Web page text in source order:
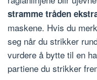
stramme tråden
maskene. Hvis du
seg når du strikker
vurdere å bytte til en
partiene du strikker